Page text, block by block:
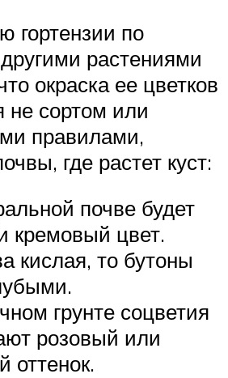
гортензии по
растениями
окраска ее цветков
не сортом или
правилами,
где растет куст:
почве будет
кремовый цвет.
кислая, то бутоны
грунте соцветия
розовый или
оттенок.